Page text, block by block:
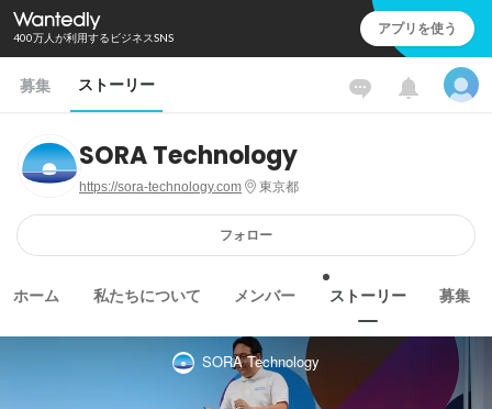
400万人が利用するビジネスSNS アプリを使う
募集 ストーリー
SORA Technology
https://sora-technology.com 東京都
フォロー
ホーム 私たちについて メンバー ストーリー 募集
SORA Technology